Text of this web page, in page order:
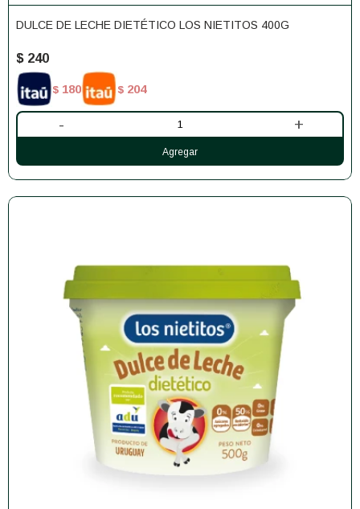
DULCE DE LECHE DIETÉTICO LOS NIETITOS 400G
$ 240
$ 180 $ 204
- +